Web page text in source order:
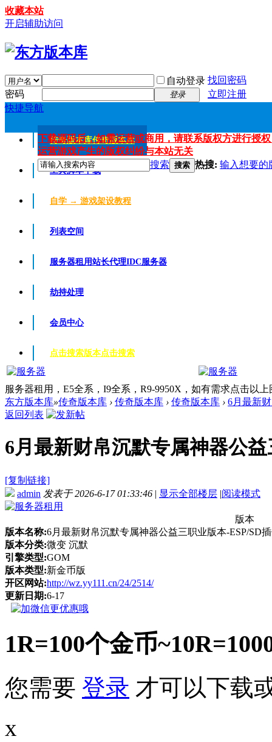
收藏本站
开启辅助访问
自动登录 找回密码
密码
登录
立即注册
快捷导航
传奇版本库传奇版本库
工具脚本下载
自学 → 游戏架设教程
列表空间
服务器租用站长代理IDC服务器
劫持处理
会员中心
点击搜索版本点击搜索
下载源码后，如需运营或商用，请联系版权方进行授
运营游戏产生的版权纠纷与本站无关
搜索 搜索 热搜: 输入想要的
服务器租用，E5全系，I9全系，R9-9950X，如有需求点击以
东方版本库»传奇版本库 › 传奇版本库 › 传奇版本库 › 6月最新
返回列表
6月最新财帛沉默专属神器公
[复制链接]
admin 发表于 2026-6-17 01:33:46 | 显示全部楼层 |阅读模式
版本
版本名称:6月最新财帛沉默专属神器公益三职业版本-ESP/SD
版本分类:微变 沉默
引擎类型:GOM
版本类型:新金币版
开区网站:http://wz.yy111.cn/24/2514/
更新日期:6-17
1R=100个金币
您需要 登录 才可以下载
x